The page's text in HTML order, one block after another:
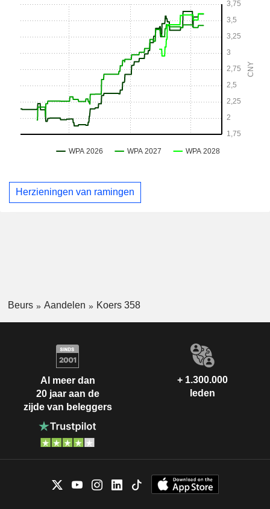
Herzieningen van ramingen
Beurs Aandelen Koers 358
Al meer dan
20 jaar aan de
zijde van beleggers
+ 1.300.000
leden